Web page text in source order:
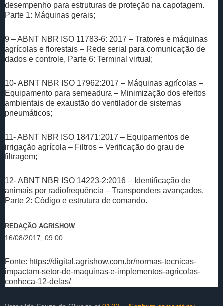
desempenho para estruturas de proteção na capotagem.
Parte 1: Máquinas gerais;
9 – ABNT NBR ISO 11783-6: 2017 – Tratores e máquinas
agrícolas e florestais – Rede serial para comunicação de
dados e controle, Parte 6: Terminal virtual;
10- ABNT NBR ISO 17962:2017 – Máquinas agrícolas –
Equipamento para semeadura – Minimização dos efeitos
ambientais de exaustão do ventilador de sistemas
pneumáticos;
11- ABNT NBR ISO 18471:2017 – Equipamentos de
irrigação agrícola – Filtros – Verificação do grau de
filtragem;
12- ABNT NBR ISO 14223-2:2016 – Identificação de
animais por radiofrequência – Transponders avançados.
Parte 2: Código e estrutura de comando.
REDAÇÃO AGRISHOW
16/08/2017, 09:00
Fonte: https://digital.agrishow.com.br/normas-tecnicas-
impactam-setor-de-maquinas-e-implementos-agricolas-
conheca-12-delas/